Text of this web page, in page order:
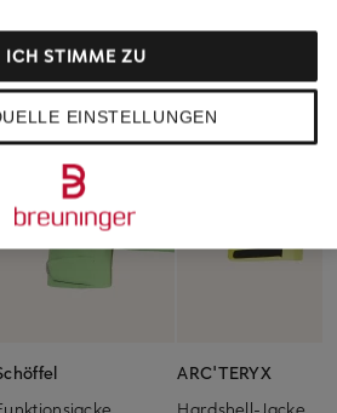
ARC'TERYX
EINSTELLUNGEN
ICH STIMME ZU